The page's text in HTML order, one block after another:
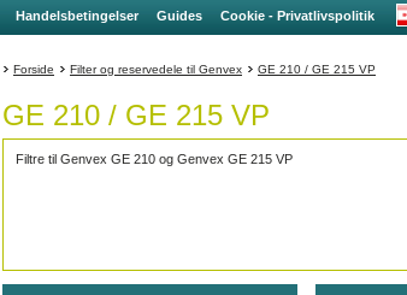
Handelsbetingelser Guides Cookie - Privatlivspolitik
Forside Filter og reservedele til Genvex GE 210 / GE 215 VP
GE 210 / GE 215 VP
Filtre til Genvex GE 210 og Genvex GE 215 VP